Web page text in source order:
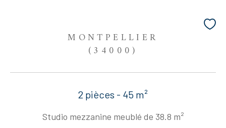
MONTPELLIER
(34000)
2 pièces - 45 m²
Studio mezzanine meublé de 38.8 m²